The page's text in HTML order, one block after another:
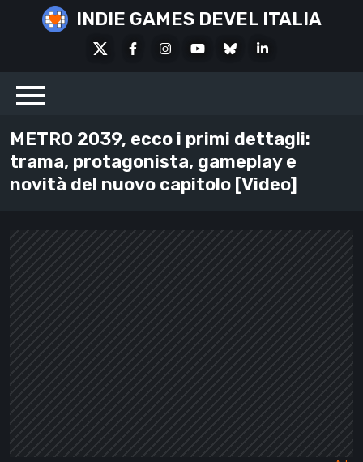
INDIE GAMES DEVEL ITALIA
FacebookInstagramYoutubeBlueskyLinkedIn
METRO 2039, ecco i primi dettagli:
trama, protagonista, gameplay e
novità del nuovo capitolo [Video]